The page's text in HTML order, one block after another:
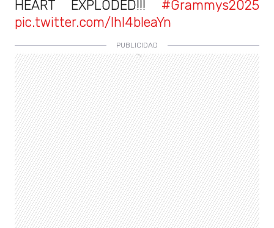
HEART EXPLODED!!! #Grammys2025
pic.twitter.com/lhI4bleaYn